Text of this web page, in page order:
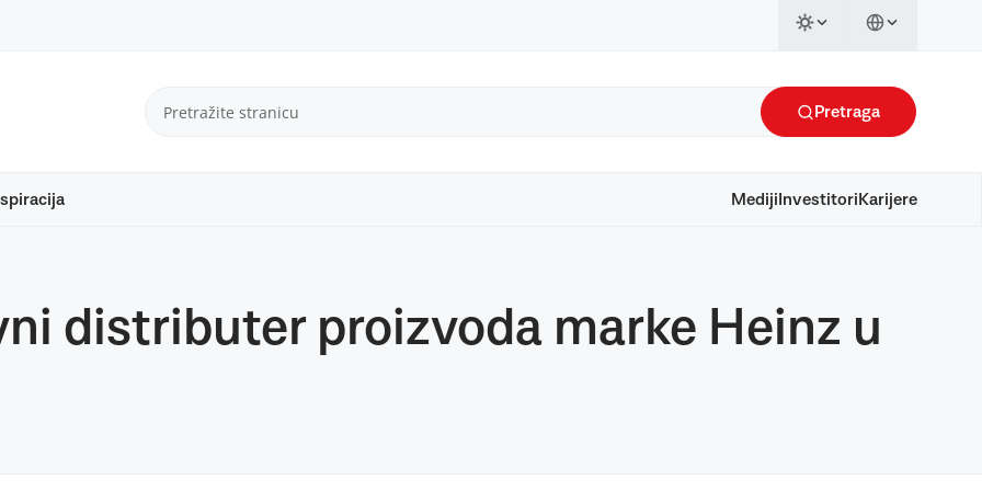
Pretraga
Mediji Investitori Karijere
distributer proizvoda marke Heinz u